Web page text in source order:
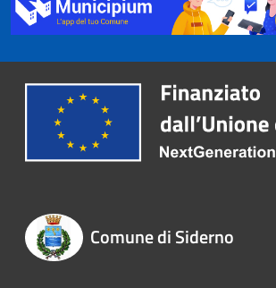
Comune di Siderno